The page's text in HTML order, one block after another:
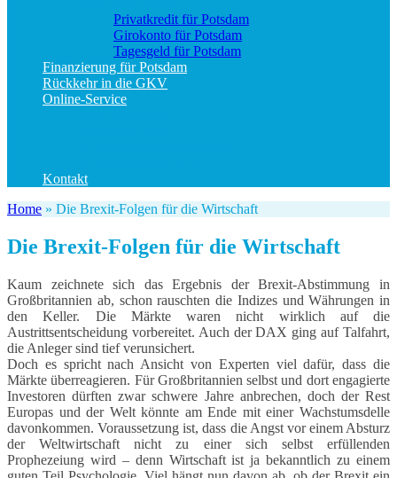
Privatkredit für Potsdam
Girokonto für Potsdam
Tagesgeld für Potsdam
Finanzierung für Potsdam
Rückkehr in die GKV
Online-Service
Kontakt
Home » Die Brexit-Folgen für die Wirtschaft
Die Brexit-Folgen für die Wirtschaft
Kaum zeichnete sich das Ergebnis der Brexit-Abstimmung in
Großbritannien ab, schon rauschten die Indizes und Währungen in
den Keller. Die Märkte waren nicht wirklich auf die
Austrittsentscheidung vorbereitet. Auch der DAX ging auf Talfahrt,
die Anleger sind tief verunsichert.
Doch es spricht nach Ansicht von Experten viel dafür, dass die
Märkte überreagieren. Für Großbritannien selbst und dort engagierte
Investoren dürften zwar schwere Jahre anbrechen, doch der Rest
Europas und der Welt könnte am Ende mit einer Wachstumsdelle
davonkommen. Voraussetzung ist, dass die Angst vor einem Absturz
der Weltwirtschaft nicht zu einer sich selbst erfüllenden
Prophezeiung wird – denn Wirtschaft ist ja bekanntlich zu einem